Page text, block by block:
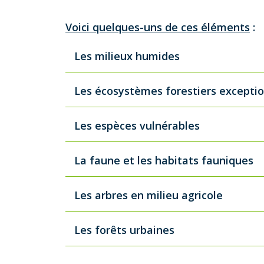
Voici quelques-uns de ces éléments :
Les milieux humides
Les écosystèmes forestiers
Les espèces vulnérables
La faune et les habitats fauniques
Les arbres en milieu agricole
Les forêts urbaines